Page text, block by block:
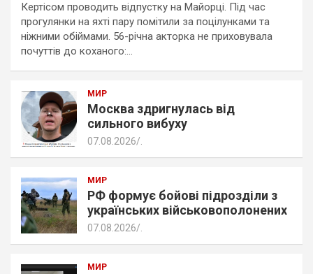
Кертісом проводить відпустку на Майорці. Під час
прогулянки на яхті пару помітили за поцілунками та
ніжними обіймами. 56-річна акторка не приховувала
почуттів до коханого:…
МИР
Москва здригнулась від
сильного вибуху
07.08.2026 .
МИР
РФ формує бойові підрозділи з
українських військовополонених
07.08.2026 .
МИР